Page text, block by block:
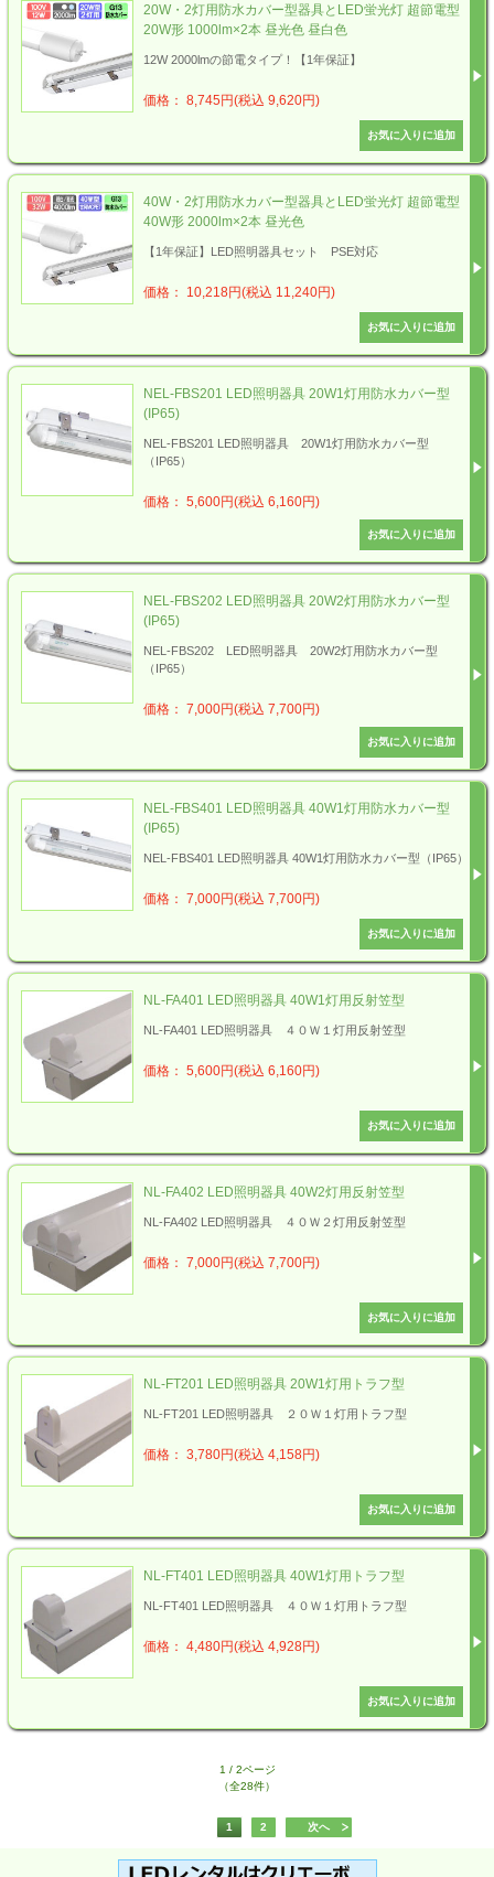
20W・2灯用防水カバー型器具とLED蛍光灯 超節電型
20W形 1000lm×2本 昼光色 昼白色
12W 2000lmの節電タイプ！【1年保証】
価格： 8,745円(税込 9,620円)
40W・2灯用防水カバー型器具とLED蛍光灯 超節電型
40W形 2000lm×2本 昼光色
【1年保証】LED照明器具セット PSE対応
価格： 10,218円(税込 11,240円)
NEL-FBS201 LED照明器具 20W1灯用防水カバー型
(IP65)
NEL-FBS201 LED照明器具 20W1灯用防水カバー型
（IP65）
価格： 5,600円(税込 6,160円)
NEL-FBS202 LED照明器具 20W2灯用防水カバー型
(IP65)
NEL-FBS202 LED照明器具 20W2灯用防水カバー型
（IP65）
価格： 7,000円(税込 7,700円)
NEL-FBS401 LED照明器具 40W1灯用防水カバー型
(IP65)
NEL-FBS401 LED照明器具 40W1灯用防水カバー型（IP65）
価格： 7,000円(税込 7,700円)
NL-FA401 LED照明器具 40W1灯用反射笠型
NL-FA401 LED照明器具 ４０Ｗ１灯用反射笠型
価格： 5,600円(税込 6,160円)
NL-FA402 LED照明器具 40W2灯用反射笠型
NL-FA402 LED照明器具 ４０Ｗ２灯用反射笠型
価格： 7,000円(税込 7,700円)
NL-FT201 LED照明器具 20W1灯用トラフ型
NL-FT201 LED照明器具 ２０Ｗ１灯用トラフ型
価格： 3,780円(税込 4,158円)
NL-FT401 LED照明器具 40W1灯用トラフ型
NL-FT401 LED照明器具 ４０Ｗ１灯用トラフ型
価格： 4,480円(税込 4,928円)
1 / 2ページ
（全28件）
1 2 次へ